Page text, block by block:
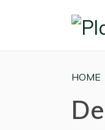
HOME